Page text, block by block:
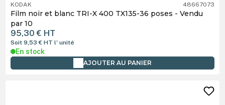
KODAK 48667073
Film noir et blanc TRI-X 400 TX135-36 poses - Vendu
par 10
95,30 € HT
Soit 9,53 €HTl' unité
En stock
AJOUTER AU PANIER